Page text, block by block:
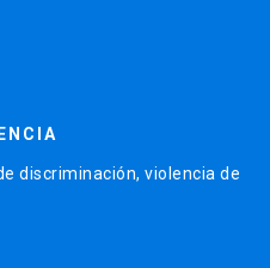
discriminación, violencia de